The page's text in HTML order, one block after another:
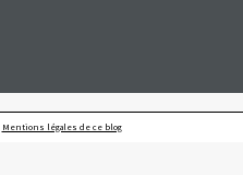
Mentions légales de ce blog